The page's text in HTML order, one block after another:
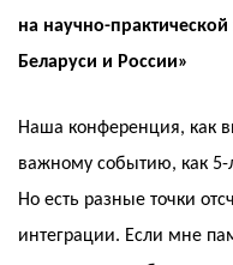
на научно-
Беларуси и России»
Наша конференция, как
важному событию, как 5-
Но есть разные точки
интеграции. Если мне